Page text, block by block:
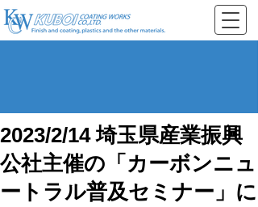
2023/2/14 埼玉県産業振興
公社主催の「カーボンニュ
ートラル普及セミナー」に